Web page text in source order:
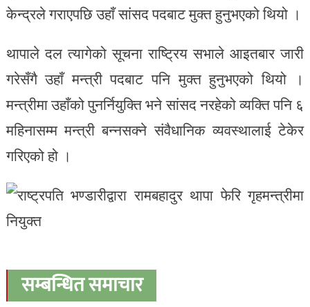
केन्द्रले गराएपछि उहाँ सांसद पदबाट मुक्त हुनुभएको थियो ।
थापाले दल त्यागेको सूचना राष्ट्रिय सभाले आइतबार जारी
गरेसँगै उहाँ मन्त्री पदबाट पनि मुक्त हुनुभएको थियो ।
मन्त्रीमा उहाँको पुनर्नियुक्ति भने सांसद नरहेको व्यक्ति पनि ६
महिनासम्म मन्त्री बन्नसक्ने संवैधानिक व्यवस्थालाई टेकेर
गरिएको हो ।
सम्बन्धित समाचार